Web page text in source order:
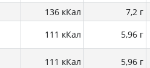
136 кКал 7,2 г
111 кКал 5,96 г
111 кКал 5,96 г